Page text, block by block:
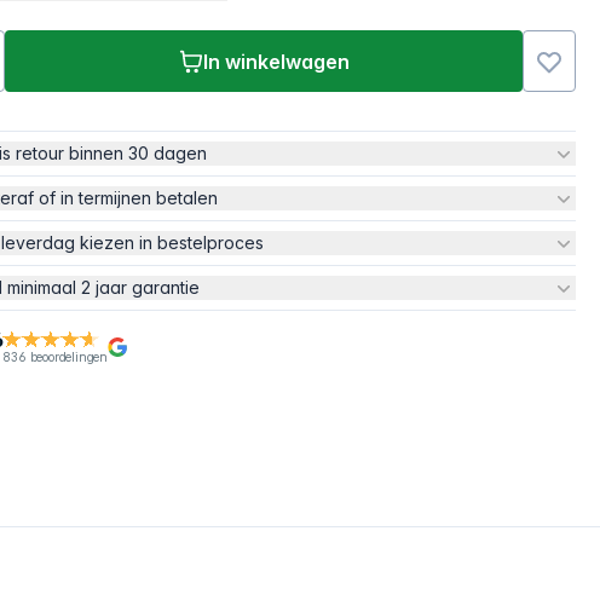
In winkelwagen
retour binnen 30 dagen
of in termijnen betalen
kiezen in bestelproces
minimaal 2 jaar garantie
836 beoordelingen